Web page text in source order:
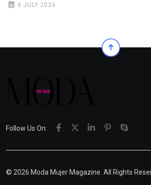
6 JULY 2026
Follow Us On:
© 2026 Moda Mujer Magazine. All Rights